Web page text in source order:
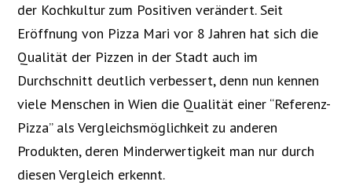
der Kochkultur zum Positiven verändert. Seit
Eröffnung von Pizza Mari vor 8 Jahren hat sich die
Qualität der Pizzen in der Stadt auch im
Durchschnitt deutlich verbessert, denn nun kennen
viele Menschen in Wien die Qualität einer “Referenz-
Pizza” als Vergleichsmöglichkeit zu anderen
Produkten, deren Minderwertigkeit man nur durch
diesen Vergleich erkennt.